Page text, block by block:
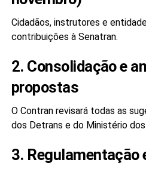
Cidadãos, instrutores e
contribuições à Senatran.
2. Consolidação e
propostas
O Contran revisará todas as
dos Detrans e do Ministério
3. Regulamentação